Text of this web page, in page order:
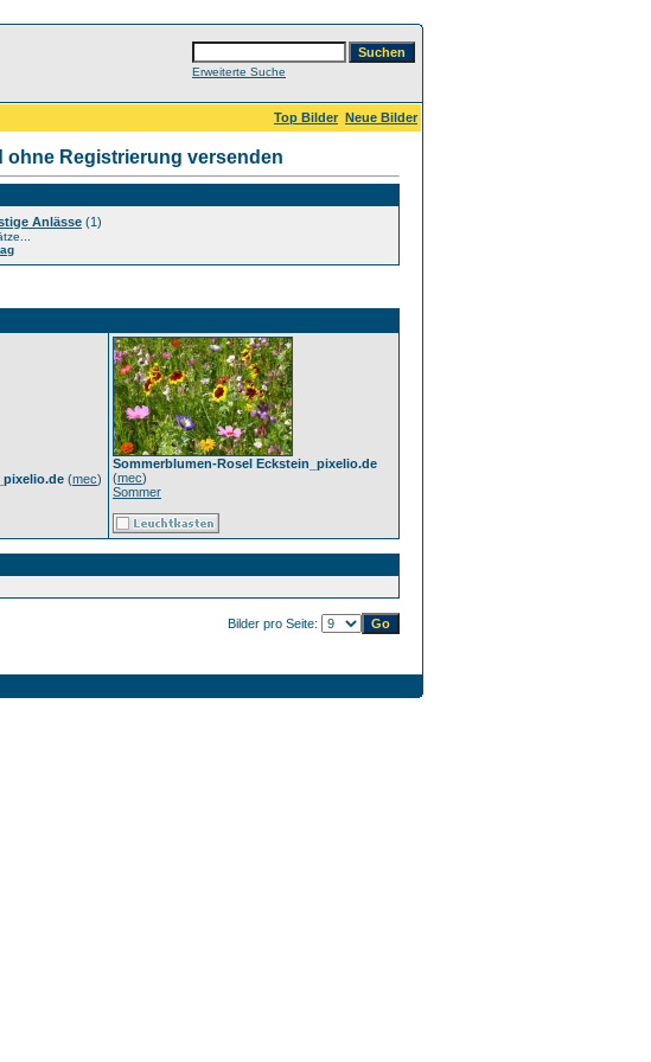
Erweiterte Suche
Top Bilder Neue Bilder
ohne Registrierung versenden
Anlässe (1)
(mec)
Sommerblumen-Rosel Eckstein_pixelio.de
(mec)
Sommer
Bilder pro Seite: